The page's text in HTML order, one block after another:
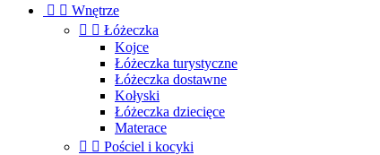
  Wnętrze
  Łóżeczka
Kojce
Łóżeczka turystyczne
Łóżeczka dostawne
Kołyski
Łóżeczka dziecięce
Materace
  Pościel i kocyki